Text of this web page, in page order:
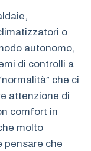
o
autonomo,
di controlli a
che ci
attenzione di
comfort in
molto
pensare che